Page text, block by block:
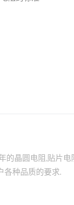
晶圆电阻,贴片电
各种品质的要求.